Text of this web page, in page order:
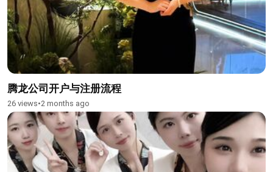
腾龙公司开户与注册流程
26 views•2 months ago